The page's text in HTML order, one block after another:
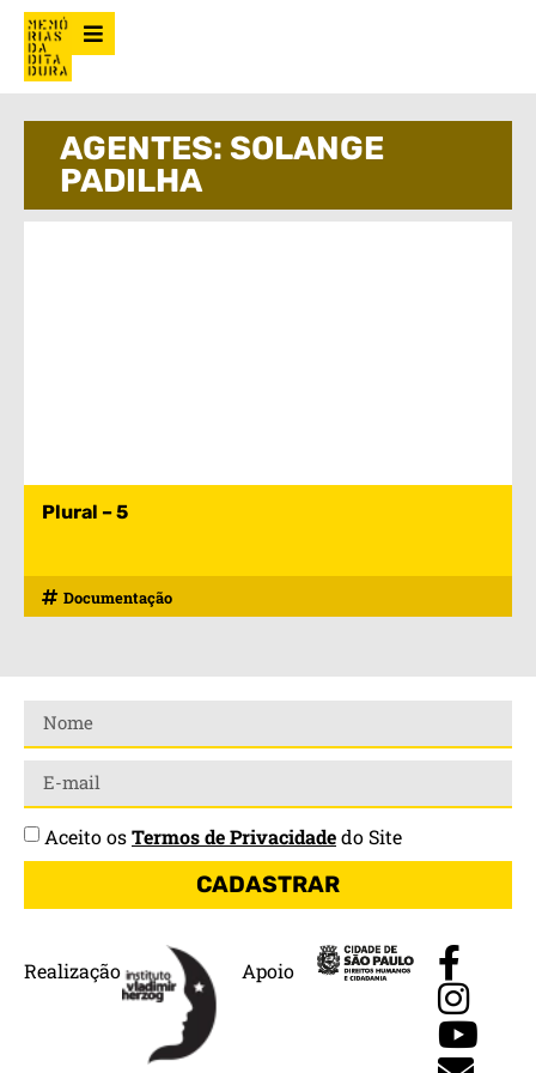
AGENTES: SOLANGE
PADILHA
Plural – 5
Documentação
Realização Apoio
Aceito osTermos de Privacidadedo Site
CADASTRAR